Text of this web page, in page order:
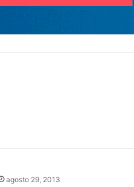
agosto 29, 2013